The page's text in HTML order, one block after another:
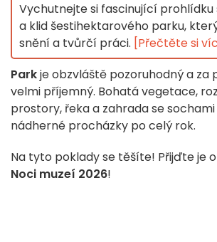
Vychutnejte si fascinující
a klid šestihektarového parku,
snění a tvůrčí práci. [Přečtěte si
Parkje obzvláště pozoruhodný a za
velmi příjemný. Bohatá vegetace,
prostory, řeka a zahrada se
nádherné procházky po celý rok.
Na tyto poklady se těšíte! Přijďte je
Noci muzeí 2026!